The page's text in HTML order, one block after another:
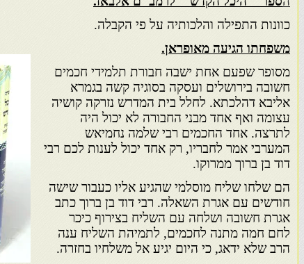
כוונות התפילה והלכותיה על פי הקבלה.
משפחתו הגיעה מאופראן.
מסופר שפעם אחת ישבה חבורת תלמידי חכמים
חשובה בירושלים ועסקה בסוגיה קשה בגמרא
אליבא דהלכתא. לחלל בית המדרש נזרקה קושיה
עצומה ואף אחד מבני החבורה לא יכול היה
לתרצה. אחד החכמים רבי שלמה נחמיאש
המערבי אמר לחבריו, רק אחד יכול לענות לכם רבי
דוד בן ברוך ממרוקו.
הם שלחו שליח מוסלמי שהגיע אליו כעבור שישה
חודשים עם אגרת השאלה. רבי דוד בן ברוך כתב
אגרת חשובה ושלחה עם השליח בצירוף כיכר
לחם חמה מתנה לחכמים, לתמיהת השליח ענה
הרב שלא ידאג, כי היום יגיע אל משלחיו בחזרה.